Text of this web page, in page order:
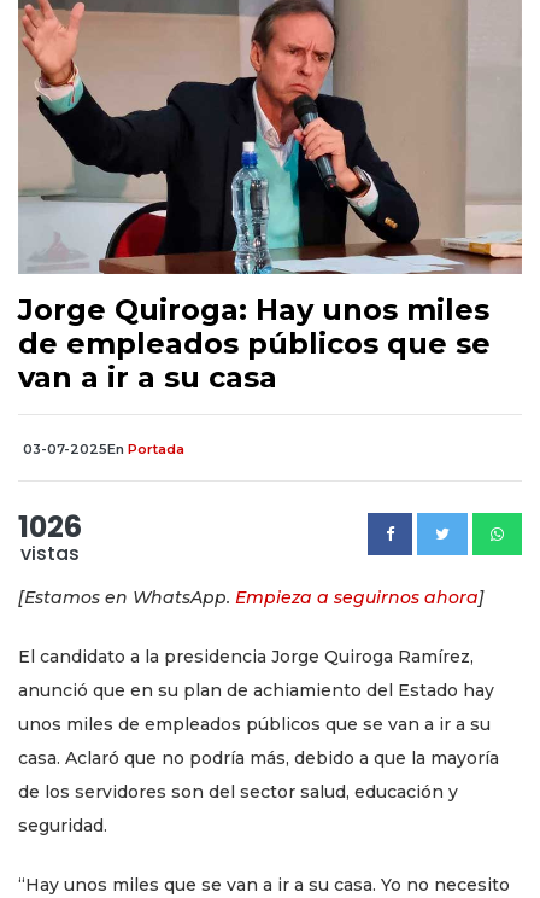
Jorge Quiroga: Hay unos miles
de empleados públicos que se
van a ir a su casa
03-07-2025En Portada
1026
vistas
[Estamos en WhatsApp. Empieza a seguirnos ahora]
El candidato a la presidencia Jorge Quiroga Ramírez,
anunció que en su plan de achiamiento del Estado hay
unos miles de empleados públicos que se van a ir a su
casa. Aclaró que no podría más, debido a que la mayoría
de los servidores son del sector salud, educación y
seguridad.
“Hay unos miles que se van a ir a su casa. Yo no necesito